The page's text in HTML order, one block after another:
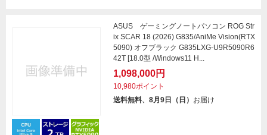
ASUS ゲーミングノートパソコン ROG Str
ix SCAR 18 (2026) G835/AniMe Vision(RTX
5090) オフブラック G835LXG-U9R5090R6
42T [18.0型 /Windows11 H...
1,098,000円
10,980ポイント
送料無料、8月9日（日） お届け